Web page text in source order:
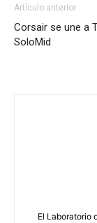
Artículo anterior
Corsair se une a
SoloMid
El Laboratorio